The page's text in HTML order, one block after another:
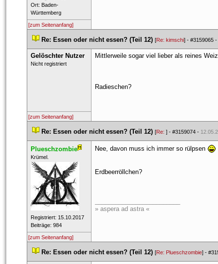
Ort: Baden-
Württemberg
[zum Seitenanfang]
Re: Essen oder nicht essen? (Teil 12) [Re: kimschi] - #3159065 -
Gelöschter Nutzer
Nicht registriert
Mittlerweile sogar viel lieber als reines
Radieschen?
[zum Seitenanfang]
Re: Essen oder nicht essen? (Teil 12) [Re: ] - #3159074 -
Plueschzombie
​Krümel.
Registriert: 15.10.2017
Beiträge: 984
Nee, davon muss ich immer so rülpsen
Erdbeerröllchen?
» aspera ad astra «
[zum Seitenanfang]
Re: Essen oder nicht essen? (Teil 12) [Re: Plueschzombie] -